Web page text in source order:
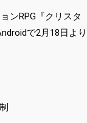
ンRPG『クリスタ
で2月18日より